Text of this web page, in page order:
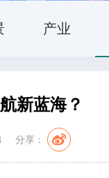
产业
新蓝海？
分享：